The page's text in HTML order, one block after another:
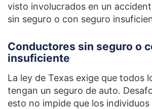
visto involucrados en un
sin seguro o con seguro
Conductores sin seguro o
insuficiente
La ley de Texas exige que todos
tengan un seguro de auto.
esto no impide que los